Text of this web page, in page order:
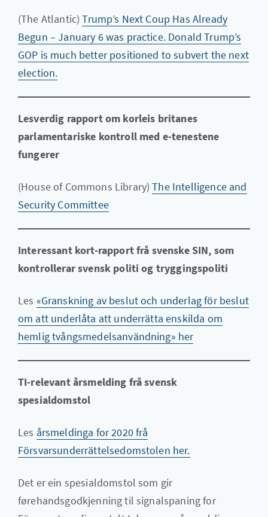
(The Atlantic)Trump’s Next Coup Has Already
Begun – January 6 was practice. Donald Trump’s
GOP is much better positioned to subvert the next
election.
Lesverdig rapport om korleis britanes
parlamentariske kontroll med e-tenestene
fungerer
(House of Commons Library)The Intelligence and
Security Committee
Interessant kort-rapport frå svenske SIN, som
kontrollerar svensk politi og tryggingspoliti
Les «Granskning av beslut och underlag för beslut
om att underlåta att underrätta enskilda om
hemlig tvångsmedelsanvändning» her
TI-relevant årsmelding frå svensk
spesialdomstol
Les årsmeldinga for 2020 frå
Försvarsunderrättelsedomstolen her.
Det er ein spesialdomstol som gir
førehandsgodkjenning til signalspaning for